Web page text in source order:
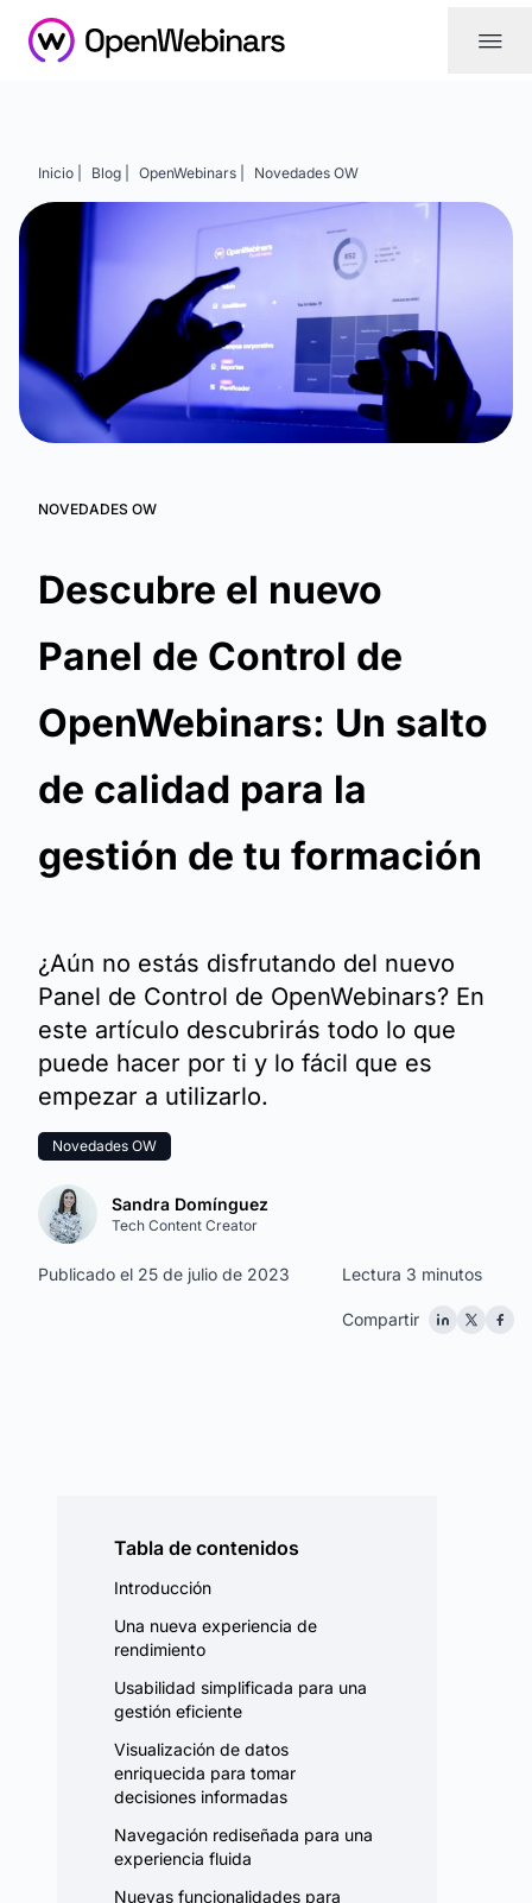
|||
Inicio | Blog | OpenWebinars | Novedades OW
NOVEDADES OW
Descubre el nuevo
Panel de Control de
OpenWebinars: Un salto
de calidad para la
gestión de tu formación
¿Aún no estás disfrutando del nuevo
Panel de Control de OpenWebinars? En
este artículo descubrirás todo lo que
puede hacer por ti y lo fácil que es
empezar a utilizarlo.
Novedades OW
Sandra Domínguez
Tech Content Creator
Lectura 3 minutos
Publicado el 25 de julio de 2023
Compartir
Tabla de contenidos
Introducción
Una nueva experiencia de
rendimiento
Usabilidad simplificada para una
gestión eficiente
Visualización de datos
enriquecida para tomar
decisiones informadas
Navegación rediseñada para una
experiencia fluida
Nuevas funcionalidades para